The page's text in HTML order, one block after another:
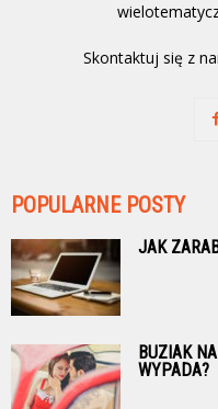
Skontaktuj się z
POPULARNE POSTY
JAK
BUZIAK
WYPADA?